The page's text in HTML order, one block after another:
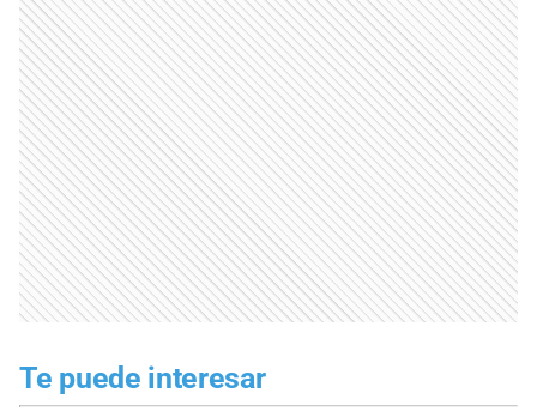
Te puede interesar